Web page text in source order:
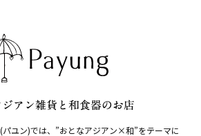
ユン)では、”おとなアジアン×和”をテーマに